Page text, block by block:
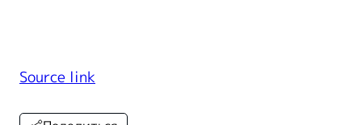
Source link